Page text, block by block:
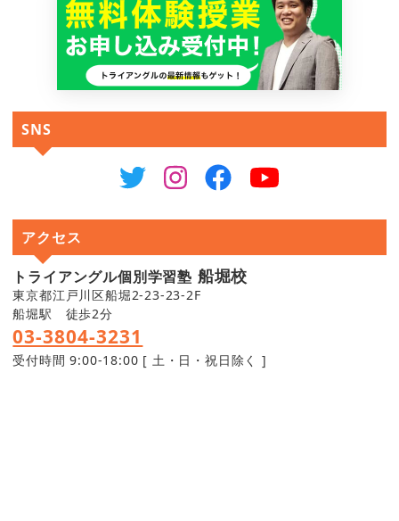
SNS
アクセス
トライアングル個別学習塾 船堀校
東京都江戸川区船堀2-23-23-2F
船堀駅 徒歩2分
03-3804-3231
受付時間 9:00-18:00 [ 土・日・祝日除く ]